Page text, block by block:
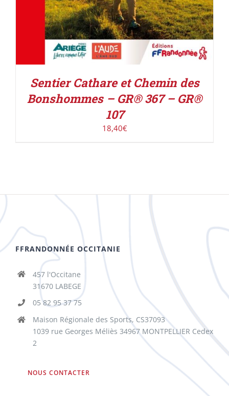
Sentier Cathare et Chemin des
Bonshommes – GR® 367 – GR®
107
18,40€
FFRANDONNÉE OCCITANIE
457 l'Occitane
31670 LABEGE
05 82 95 37 75
Maison Régionale des Sports, CS37093
1039 rue Georges Méliès 34967 MONTPELLIER Cedex
2
NOUS CONTACTER